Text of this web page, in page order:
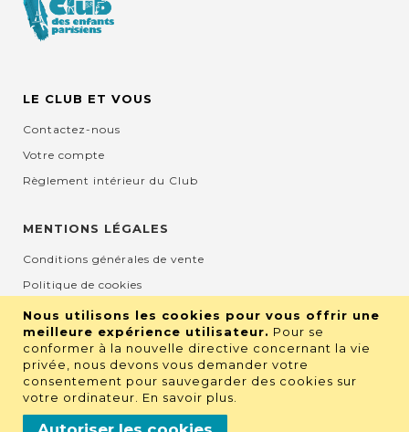
Nous utilisons les cookies pour vous offrir une
meilleure expérience utilisateur. Pour se
conformer à la nouvelle directive concernant la vie
privée, nous devons vous demander votre
consentement pour sauvegarder des cookies sur
votre ordinateur. En savoir plus
LE CLUB ET VOUS
Contactez-nous
Votre compte
Règlement intérieur du Club
MENTIONS LÉGALES
Conditions générales de vente
Politique de cookies
Mentions légales et CGU
Protection de la vie privée
RETROUVEZ NOUS SUR LES RÉSEAUX